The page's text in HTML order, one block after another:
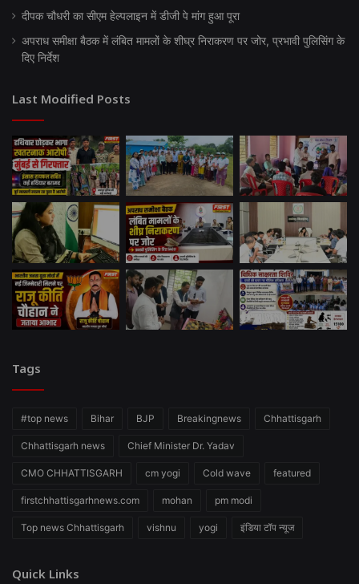
दीपक चौधरी का सीएम हेल्पलाइन में डीजी पे मांग हुआ पूरा
अपराध समीक्षा बैठक में लंबित मामलों के शीघ्र निराकरण पर जोर, प्रभावी पुलिसिंग के
दिए निर्देश
Last Modified Posts
Tags
#top news Bihar BJP Breakingnews Chhattisgarh
Chhattisgarh news Chief Minister Dr. Yadav
CMO CHHATTISGARH cm yogi Cold wave featured
firstchhattisgarhnews.com mohan pm modi
Top news Chhattisgarh vishnu yogi इंडिया टॉप न्यूज
Quick Links